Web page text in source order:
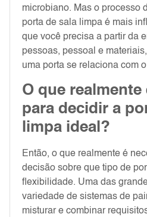
microbiano. Mas o processo
porta de sala limpa é mais
que você precisa a partir da
pessoas, pessoal e
uma porta se relaciona com
O que realmente
para decidir a
limpa ideal?
Então, o que realmente é
decisão sobre que tipo de
flexibilidade. Uma das
variedade de sistemas de
misturar e combinar